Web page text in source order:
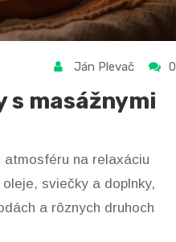
Ján Plevač 0
masážnymi
na relaxáciu
sviečky a doplnky,
a rôznych druhoch